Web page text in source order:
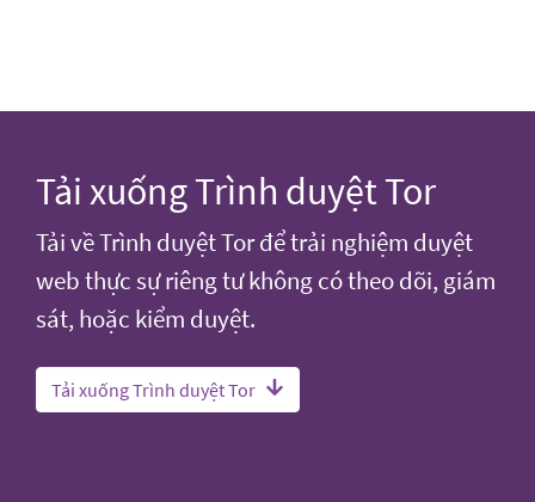
Tải xuống Trình duyệt Tor
Tải về Trình duyệt Tor để trải nghiệm duyệt
web thực sự riêng tư không có theo dõi, giám
sát, hoặc kiểm duyệt.
Tải xuống Trình duyệt Tor